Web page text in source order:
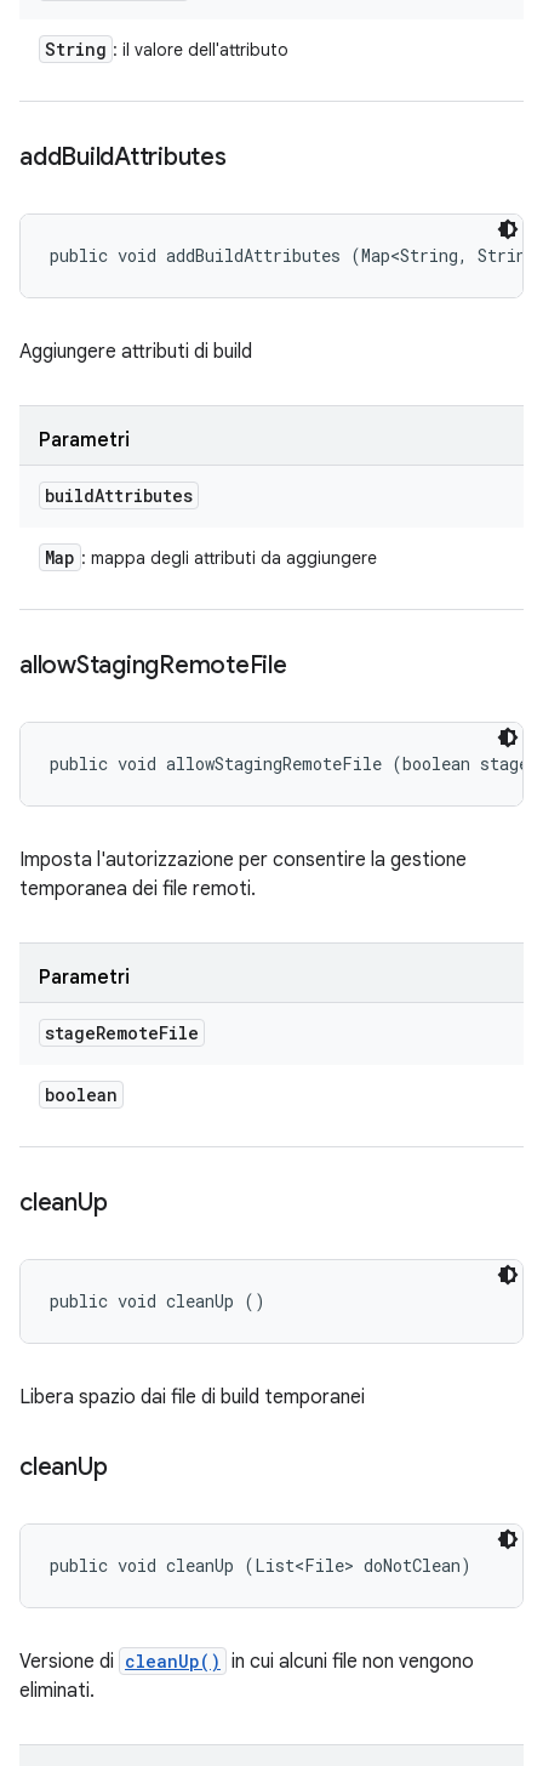
String : il valore dell'attributo
addBuildAttributes
public void addBuildAttributes (Map<String,
Aggiungere attributi di build
Parametri
buildAttributes
Map : mappa degli attributi da aggiungere
allowStagingRemoteFile
public void allowStagingRemoteFile (boolean
Imposta l'autorizzazione per consentire la gestione
temporanea dei file remoti.
Parametri
stageRemoteFile
boolean
cleanUp
public void cleanUp ()
Libera spazio dai file di build temporanei
cleanUp
public void cleanUp (List<File> doNotClean)
Versione di cleanUp() in cui alcuni file non vengono
eliminati.